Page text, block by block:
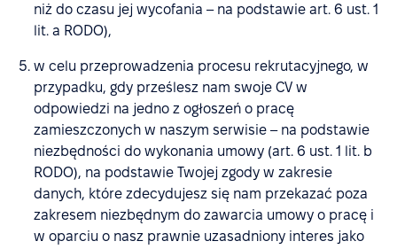
niż do czasu jej wycofania – na podstawie art. 6 ust. 1
lit. a RODO),
w celu przeprowadzenia procesu rekrutacyjnego, w
przypadku, gdy prześlesz nam swoje CV w
odpowiedzi na jedno z ogłoszeń o pracę
zamieszczonych w naszym serwisie – na podstawie
niezbędności do wykonania umowy (art. 6 ust. 1 lit. b
RODO), na podstawie Twojej zgody w zakresie
danych, które zdecydujesz się nam przekazać poza
zakresem niezbędnym do zawarcia umowy o pracę i
w oparciu o nasz prawnie uzasadniony interes jako